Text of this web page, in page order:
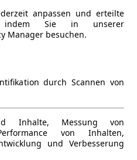
anpassen und erteilte
indem Sie in unserer
Manager besuchen.
durch Scannen von
Inhalte, Messung von
von Inhalten,
und Verbesserung